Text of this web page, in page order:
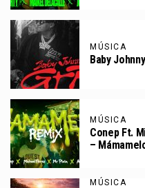
MÚSICA
Baby
MÚSICA
Conep Ft.
–
MÚSICA